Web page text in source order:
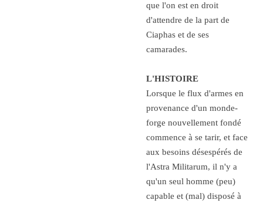
que l'on est en droit
d'attendre de la part de
Ciaphas et de ses
camarades.
L'HISTOIRE
Lorsque le flux d'armes en
provenance d'un monde-
forge nouvellement fondé
commence à se tarir, et face
aux besoins désespérés de
l'Astra Militarum, il n'y a
qu'un seul homme (peu)
capable et (mal) disposé à